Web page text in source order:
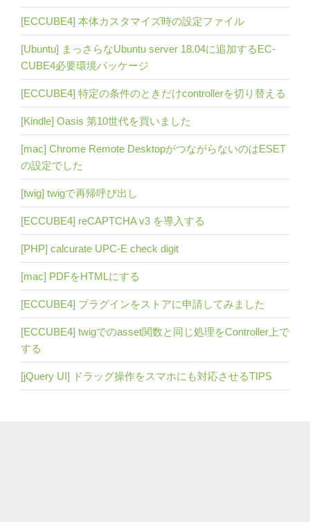
[ECCUBE4] 本体カスタマイズ時の設定ファイル
[Ubuntu] まっさらなUbuntu server 18.04に追加するEC-
CUBE4必要環境パッケージ
[ECCUBE4] 特定の条件のときだけcontrollerを切り替える
[Kindle] Oasis 第10世代を買いました
[mac] Chrome Remote DesktopがつながらないのはESET
の設定でした
[twig] twigで再帰呼び出し
[ECCUBE4] reCAPTCHA v3 を導入する
[PHP] calcurate UPC-E check digit
[mac] PDFをHTMLにする
[ECCUBE4] プラグインをストアに申請してみました
[ECCUBE4] twigでのasset関数と同じ処理をController上で
する
[jQuery UI] ドラッグ操作をスマホにも対応させるTIPS